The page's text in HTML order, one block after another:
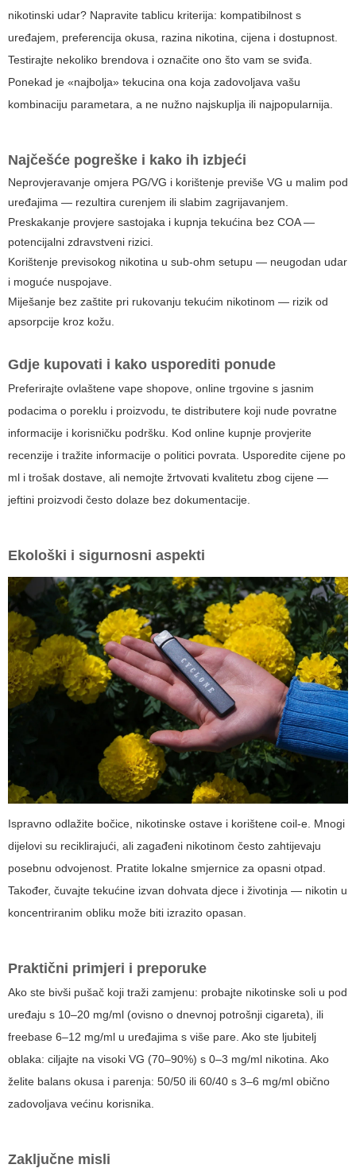
nikotinski udar? Napravite tablicu kriterija: kompatibilnost s
uređajem, preferencija okusa, razina nikotina, cijena i dostupnost.
Testirajte nekoliko brendova i označite ono što vam se sviđa.
Ponekad je «najbolja» tekucina ona koja zadovoljava vašu
kombinaciju parametara, a ne nužno najskuplja ili najpopularnija.
Najčešće pogreške i kako ih izbjeći
Neprovjeravanje omjera PG/VG i korištenje previše VG u malim pod
uređajima — rezultira curenjem ili slabim zagrijavanjem.
Preskakanje provjere sastojaka i kupnja tekućina bez COA —
potencijalni zdravstveni rizici.
Korištenje previsokog nikotina u sub-ohm setupu — neugodan udar
i moguće nuspojave.
Miješanje bez zaštite pri rukovanju tekućim nikotinom — rizik od
apsorpcije kroz kožu.
Gdje kupovati i kako usporediti ponude
Preferirajte ovlaštene vape shopove, online trgovine s jasnim
podacima o poreklu i proizvodu, te distributere koji nude povratne
informacije i korisničku podršku. Kod online kupnje provjerite
recenzije i tražite informacije o politici povrata. Usporedite cijene po
ml i trošak dostave, ali nemojte žrtvovati kvalitetu zbog cijene —
jeftini proizvodi često dolaze bez dokumentacije.
Ekološki i sigurnosni aspekti
Ispravno odlažite bočice, nikotinske ostave i korištene coil-e. Mnogi
dijelovi su reciklirajući, ali zagađeni nikotinom često zahtijevaju
posebnu odvojenost. Pratite lokalne smjernice za opasni otpad.
Također, čuvajte tekućine izvan dohvata djece i životinja — nikotin u
koncentriranim obliku može biti izrazito opasan.
Praktični primjeri i preporuke
Ako ste bivši pušač koji traži zamjenu: probajte nikotinske soli u pod
uređaju s 10–20 mg/ml (ovisno o dnevnoj potrošnji cigareta), ili
freebase 6–12 mg/ml u uređajima s više pare. Ako ste ljubitelj
oblaka: ciljajte na visoki VG (70–90%) s 0–3 mg/ml nikotina. Ako
želite balans okusa i parenja: 50/50 ili 60/40 s 3–6 mg/ml obično
zadovoljava većinu korisnika.
Zaključne misli